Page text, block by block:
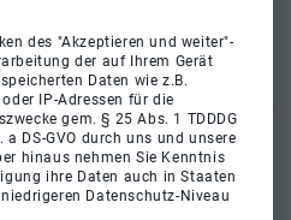
des "Akzeptieren und weiter"-
der auf Ihrem Gerät
Daten wie z.B.
IP-Adressen für die
gem. § 25 Abs. 1 TDDDG
DS-GVO durch uns und unsere
hinaus nehmen Sie Kenntnis
ihre Daten auch in Staaten
Datenschutz-Niveau